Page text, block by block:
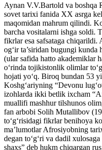
Aynan V.V.Bartold va boshqa
sovet tarixi fanida XX asrga
maqomidan mahrum qilindi.
barcha vositalarni ishga soldi.
fikrlar esa safsataga
og‘ir ta’siridan bugungi kunda
(ular safida hatto akademiklar
o‘rinda tojikistonlik olimlar
hojati yo‘q. Biroq bundan 53
Koshg‘ariyning “Devonu
izohlarda ikki betlik ixcham
muallifi mashhur tilshunos
fan arbobi Solih Mutallibov
to‘g‘risidagi fikrlar benihoya
ma’lumotlar Afrosiyobning
degan to‘g‘ri va dadil
shaxs” deb hukm chiqargan